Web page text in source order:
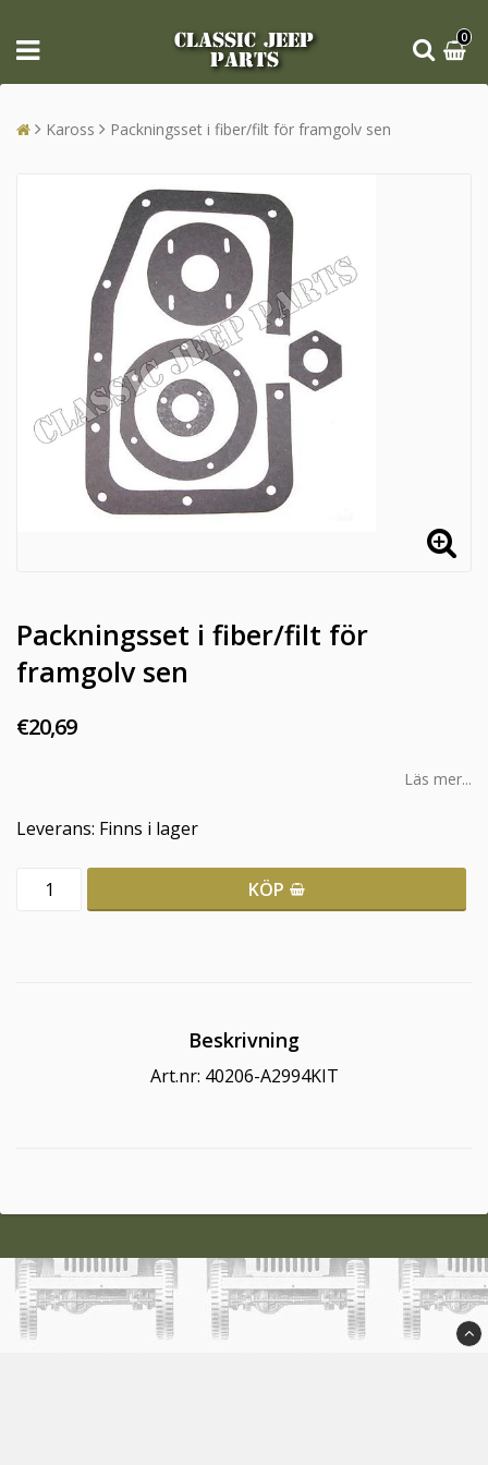
CLASSIC JEEP
PARTS
0
Kaross Packningsset i fiber/filt för framgolv sen
Packningsset i fiber/filt för
framgolv sen
€20,69
Läs mer...
Leverans: Finns i lager
KÖP
Beskrivning
Art.nr: 40206-A2994KIT